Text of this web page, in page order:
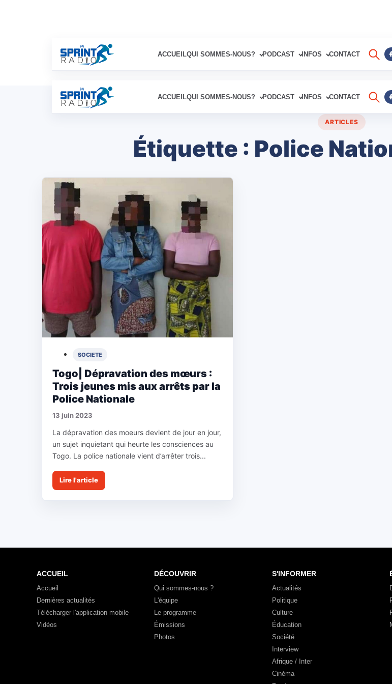
ACCUEILQUI SOMMES-NOUS? PODCAST INFOS CONTACT
ACCUEILQUI SOMMES-NOUS? PODCAST INFOS CONTACT
ARTICLES
Étiquette : Police
SOCIETE
Togo| Dépravation des mœurs :
Trois jeunes mis aux arrêts par la
Police Nationale
13 juin 2023
La dépravation des moeurs devient de jour en jour,
un sujet inquietant qui heurte les consciences au
Togo. La police nationale vient d’arrêter trois...
Lire l'article
ACCUEIL
Accueil
Dernières actualités
Télécharger l'application mobile
Vidéos
DÉCOUVRIR
Qui sommes-nous ?
L'équipe
Le programme
Émissions
Photos
S'INFORMER
Actualités
Politique
Culture
Éducation
Société
Interview
Afrique / Inter
Cinéma